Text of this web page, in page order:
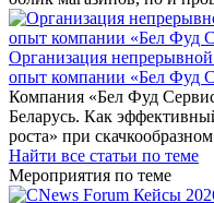
Организация
опыт компании «Бел Фуд
Компания «Бел Фуд
Беларусь. Как
роста» при
Найти все статьи по теме
Мероприятия по теме